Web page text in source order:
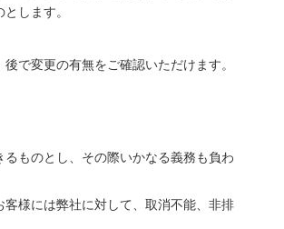
します。
で変更の有無をご確認いただけます。
ものとし、その際いかなる義務も負わ
様には弊社に対して、取消不能、非排